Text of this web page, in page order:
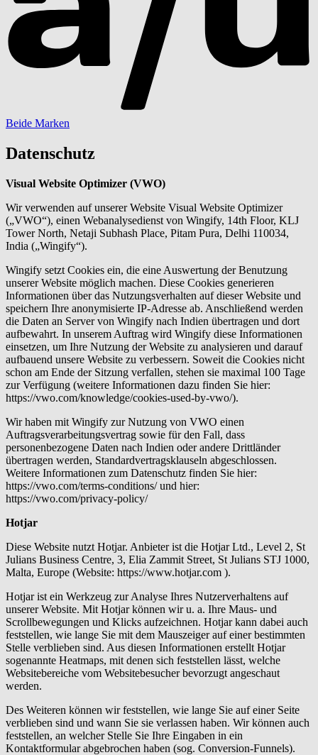
Beide Marken
Datenschutz
Visual Website Optimizer (VWO)
Wir verwenden auf unserer Website Visual Website Optimizer
(„VWO“), einen Webanalysedienst von Wingify, 14th Floor, KLJ
Tower North, Netaji Subhash Place, Pitam Pura, Delhi 110034,
India („Wingify“).
Wingify setzt Cookies ein, die eine Auswertung der Benutzung
unserer Website möglich machen. Diese Cookies generieren
Informationen über das Nutzungsverhalten auf dieser Website und
speichern Ihre anonymisierte IP-Adresse ab. Anschließend werden
die Daten an Server von Wingify nach Indien übertragen und dort
aufbewahrt. In unserem Auftrag wird Wingify diese Informationen
einsetzen, um Ihre Nutzung der Website zu analysieren und darauf
aufbauend unsere Website zu verbessern. Soweit die Cookies nicht
schon am Ende der Sitzung verfallen, stehen sie maximal 100 Tage
zur Verfügung (weitere Informationen dazu finden Sie hier:
https://vwo.com/knowledge/cookies-used-by-vwo/).
Wir haben mit Wingify zur Nutzung von VWO einen
Auftragsverarbeitungsvertrag sowie für den Fall, dass
personenbezogene Daten nach Indien oder andere Drittländer
übertragen werden, Standardvertragsklauseln abgeschlossen.
Weitere Informationen zum Datenschutz finden Sie hier:
https://vwo.com/terms-conditions/ und hier:
https://vwo.com/privacy-policy/
Hotjar
Diese Website nutzt Hotjar. Anbieter ist die Hotjar Ltd., Level 2, St
Julians Business Centre, 3, Elia Zammit Street, St Julians STJ 1000,
Malta, Europe (Website: https://www.hotjar.com ).
Hotjar ist ein Werkzeug zur Analyse Ihres Nutzerverhaltens auf
unserer Website. Mit Hotjar können wir u. a. Ihre Maus- und
Scrollbewegungen und Klicks aufzeichnen. Hotjar kann dabei auch
feststellen, wie lange Sie mit dem Mauszeiger auf einer bestimmten
Stelle verblieben sind. Aus diesen Informationen erstellt Hotjar
sogenannte Heatmaps, mit denen sich feststellen lässt, welche
Websitebereiche vom Websitebesucher bevorzugt angeschaut
werden.
Des Weiteren können wir feststellen, wie lange Sie auf einer Seite
verblieben sind und wann Sie sie verlassen haben. Wir können auch
feststellen, an welcher Stelle Sie Ihre Eingaben in ein
Kontaktformular abgebrochen haben (sog. Conversion-Funnels).